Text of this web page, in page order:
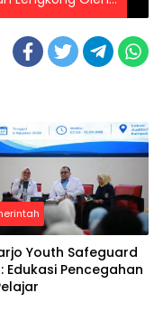
Youth Safeguard
Edukasi Pencegahan